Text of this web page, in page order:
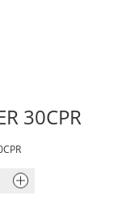
30CPR